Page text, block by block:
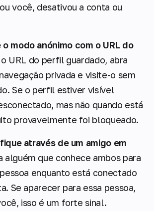
você, desativou a conta ou
modo anónimo com o URL do
URL do perfil guardado, abra
privada e visite-o sem
Se o perfil estiver visível
mas não quando está
provavelmente foi bloqueado.
através de um amigo em
alguém que conhece ambos para
enquanto está conectado
Se aparecer para essa pessoa,
isso é um forte sinal.